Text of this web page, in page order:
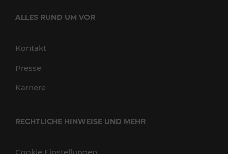
ALLES RUND UM VOR
Kontakt
Presse
Karriere
RECHTLICHE HINWEISE UND MEHR